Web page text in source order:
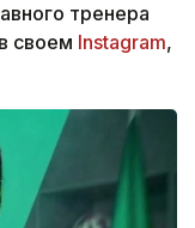
тренера
своем Instagram,